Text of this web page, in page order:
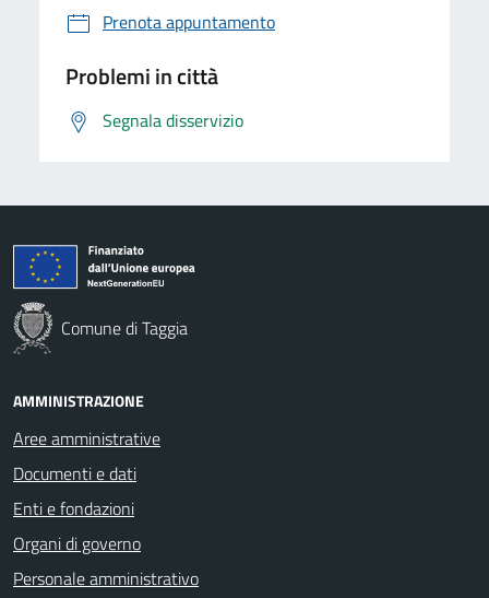
Prenota appuntamento
Problemi in città
Segnala disservizio
Comune di Taggia
AMMINISTRAZIONE
Aree amministrative
Documenti e dati
Enti e fondazioni
Organi di governo
Personale amministrativo